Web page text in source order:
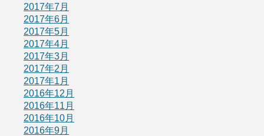
2017年7月
2017年6月
2017年5月
2017年4月
2017年3月
2017年2月
2017年1月
2016年12月
2016年11月
2016年10月
2016年9月